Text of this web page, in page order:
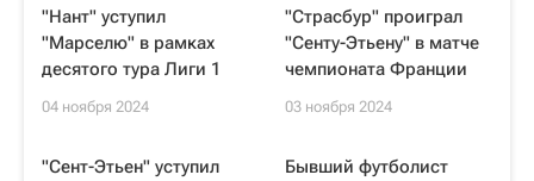
"Нант" уступил
"Марселю" в рамках
десятого тура Лиги 1
04 ноября 2024
"Страсбур" проиграл
"Сенту-Этьену" в матче
чемпионата Франции
03 ноября 2024
"Сент-Этьен" уступил
Бывший футболист